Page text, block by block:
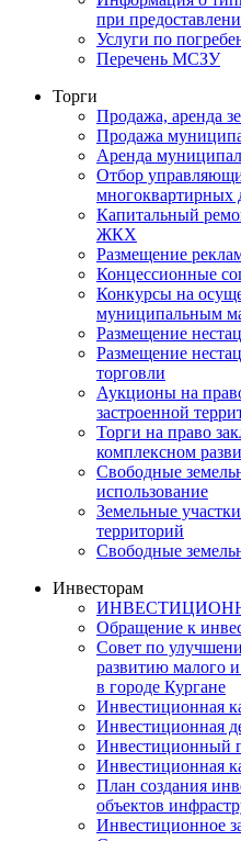
при
Услуги по
Перечень МСЗУ
Торги
Продажа, аренда
Продажа
Аренда
Отбор
многоквартирных
Капитальный
ЖКХ
Размещение
Концессионные
Конкурсы на
муниципальным
Размещение
Размещение
торговли
Аукционы на
застроенной
Торги на право
комплексном
Свободные
использование
Земельные
территорий
Свободные
Инвесторам
Обращение к
Совет по
развитию малого
в городе Кургане
Инвестиционная
Инвестиционная
Инвестиционный
Инвестиционная
План создания
объектов
Инвестиционное